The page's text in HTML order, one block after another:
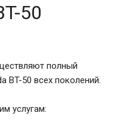
50
полный
BT-50 всех поколений.
услугам: